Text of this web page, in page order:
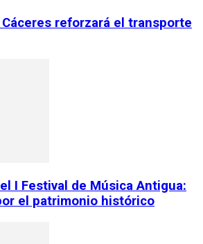
reforzará el transporte
I Festival de Música Antigua:
el patrimonio histórico